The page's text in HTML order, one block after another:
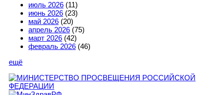
июль 2026 (11)
июнь 2026 (23)
май 2026 (20)
апрель 2026 (75)
март 2026 (42)
февраль 2026 (46)
ещё